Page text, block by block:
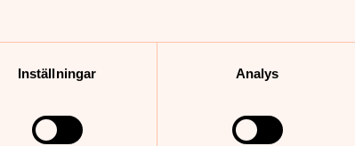
Inställningar Analys